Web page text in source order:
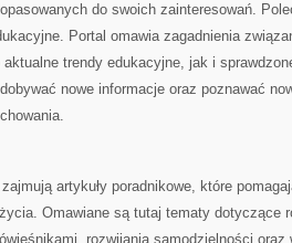
do swoich zainteresowań.
Portal omawia zagadnienia
aktualne trendy edukacyjne, jak i
nowe informacje oraz poznawać
artykuły poradnikowe, które
Omawiane są tutaj tematy dotyczące
rozwijania samodzielności